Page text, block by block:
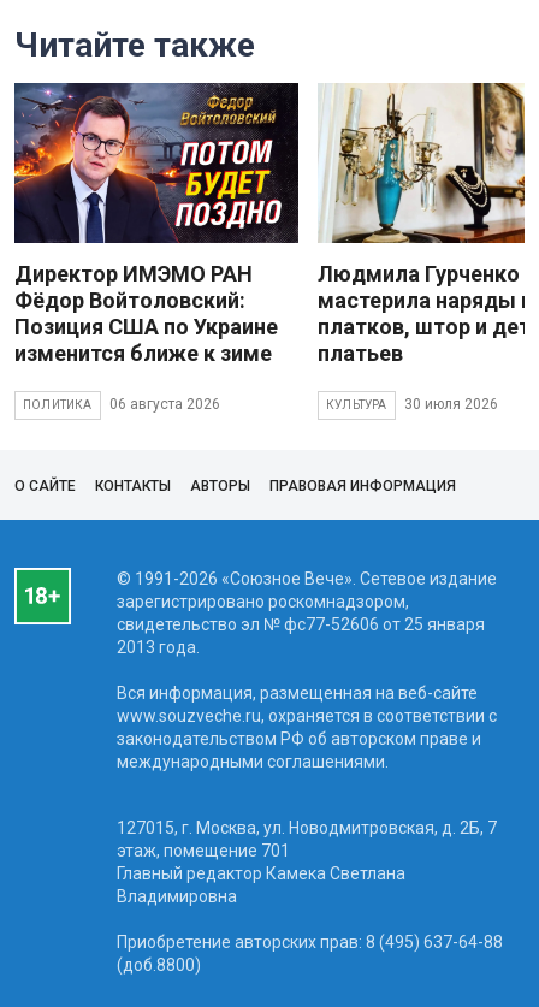
Читайте также
Директор ИМЭМО РАН
Фёдор Войтоловский:
Позиция США по Украине
изменится ближе к зиме
ПОЛИТИКА 06 августа 2026
Людмила Гурченко
мастерила наряды
платков, штор и
платьев
КУЛЬТУРА 30 июля 2026
О САЙТЕ КОНТАКТЫ АВТОРЫ ПРАВОВАЯ ИНФОРМАЦИЯ
© 1991-2026 «Союзное Вече». Сетевое издание
зарегистрировано роскомнадзором,
свидетельство эл № фc77-52606 от 25 января
2013 года.
Вся информация, размещенная на веб-сайте
www.souzveche.ru, охраняется в соответствии с
законодательством РФ об авторском праве и
международными соглашениями.
127015, г. Москва, ул. Новодмитровская, д. 2Б, 7
этаж, помещение 701
Главный редактор Камека Светлана
Владимировна
Приобретение авторских прав: 8 (495) 637-64-88
(доб.8800)